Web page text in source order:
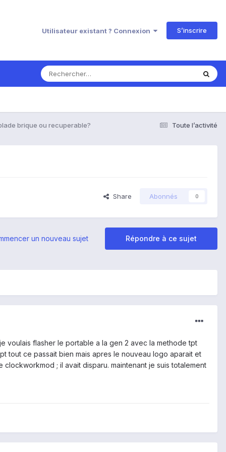
Utilisateur existant ? Connexion S’inscrire
Toute l’activité
brique ou recuperable?
Share Abonnés 0
Répondre à ce sujet
un nouveau sujet
voulais flasher le portable a la gen 2 avec la methode tpt
tout ce passait bien mais apres le nouveau logo aparait et
; il avait disparu. maintenant je suis totalement